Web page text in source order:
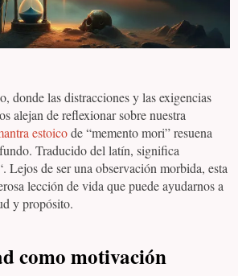
donde las distracciones y las exigencias
alejan de reflexionar sobre nuestra
estoicode “memento mori” resuena
Traducido del latín, significa
Lejos de ser una observación morbida, esta
lección de vida que puede ayudarnos a
y propósito.
como motivación